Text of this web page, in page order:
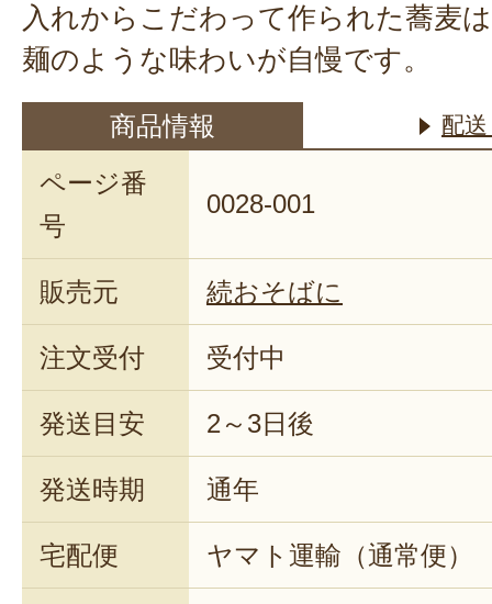
入れからこだわって作られた蕎麦
麺のような味わいが自慢です。
商品情報 配
ページ番
号
0028-001
販売元 続おそばに
注文受付 受付中
発送目安 2～3日後
発送時期 通年
宅配便 ヤマト運輸（通常便）